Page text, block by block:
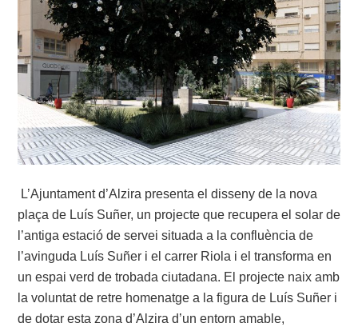
L’Ajuntament d’Alzira presenta el disseny de la nova
plaça de Luís Suñer, un projecte que recupera el solar de
l’antiga estació de servei situada a la confluència de
l’avinguda Luís Suñer i el carrer Riola i el transforma en
un espai verd de trobada ciutadana. El projecte naix amb
la voluntat de retre homenatge a la figura de Luís Suñer i
de dotar esta zona d’Alzira d’un entorn amable,